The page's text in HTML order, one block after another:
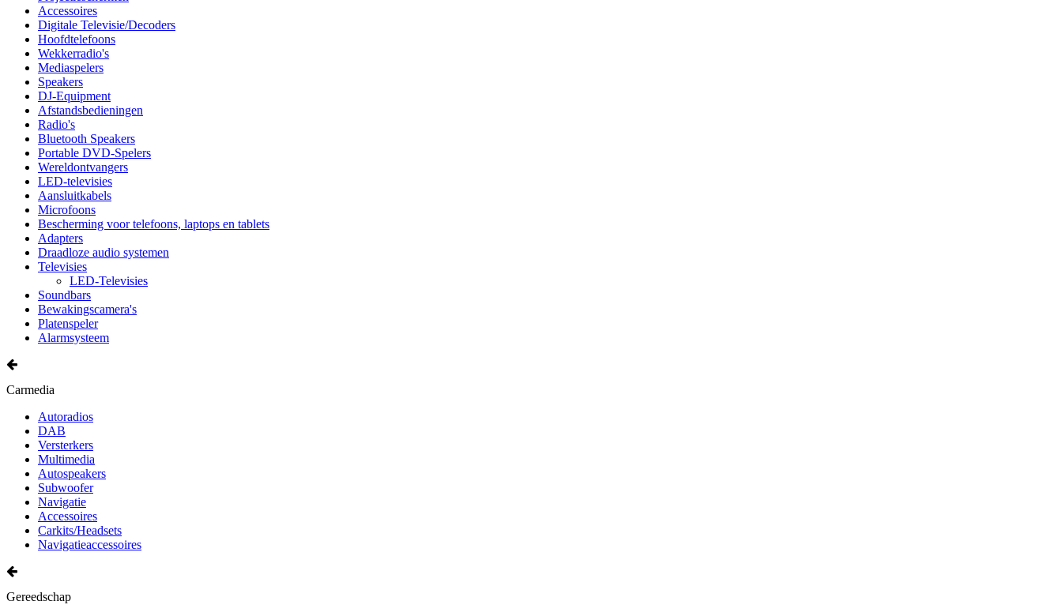
Accessoires
Digitale Televisie/Decoders
Hoofdtelefoons
Wekkerradio's
Mediaspelers
Speakers
DJ-Equipment
Afstandsbedieningen
Radio's
Bluetooth Speakers
Portable DVD-Spelers
Wereldontvangers
LED-televisies
Aansluitkabels
Microfoons
Bescherming voor telefoons, laptops en tablets
Adapters
Draadloze audio systemen
Televisies
LED-Televisies
Soundbars
Bewakingscamera's
Platenspeler
Alarmsysteem
Carmedia
Autoradios
DAB
Versterkers
Multimedia
Autospeakers
Subwoofer
Navigatie
Accessoires
Carkits/Headsets
Navigatieaccessoires
Gereedschap